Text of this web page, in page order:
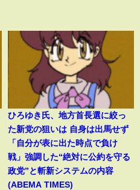
ひろゆき氏、地方首長選に絞っ
た新党の狙いは 自身は出馬せず
「自分が表に出た時点で負け
戦」強調した“絶対に公約を守る
政党”と斬新システムの内容
(ABEMA TIMES)